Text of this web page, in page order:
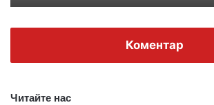
Коментар
Читайте нас